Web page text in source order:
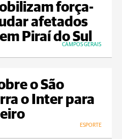
força-
afetados
Piraí do Sul
CAMPOS GERAIS
o São
o Inter para
ESPORTE